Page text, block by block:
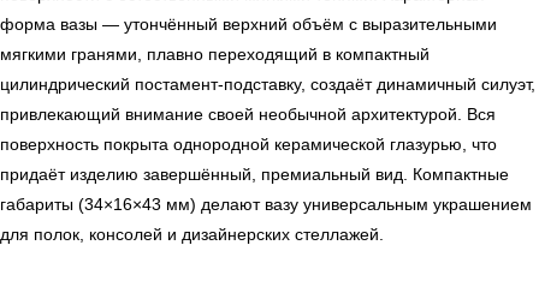
форма вазы — утончённый верхний объём с выразительными
мягкими гранями, плавно переходящий в компактный
цилиндрический постамент-подставку, создаёт динамичный силуэт,
привлекающий внимание своей необычной архитектурой. Вся
поверхность покрыта однородной керамической глазурью, что
придаёт изделию завершённый, премиальный вид. Компактные
габариты (34×16×43 мм) делают вазу универсальным украшением
для полок, консолей и дизайнерских стеллажей.